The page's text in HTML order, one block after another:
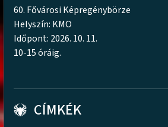
60. Fővárosi Képregénybörze
Helyszín: KMO
Időpont: 2026. 10. 11.
10-15 óráig.
CÍMKÉK